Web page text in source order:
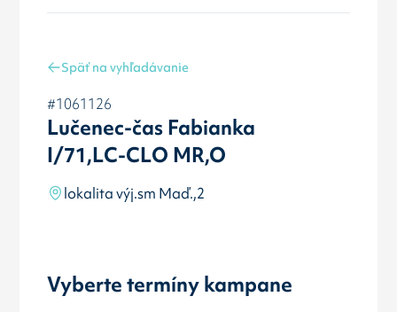
Späť na vyhľadávanie
#1061126
Lučenec-čas Fabianka
I/71,LC-CLO MR,O
lokalita výj.sm Maď.,2
Vyberte termíny kampane